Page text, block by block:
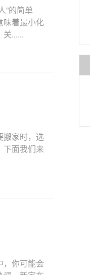
”的简单
味着最小化
......
搬家时，选
下面我们来
，你可能会